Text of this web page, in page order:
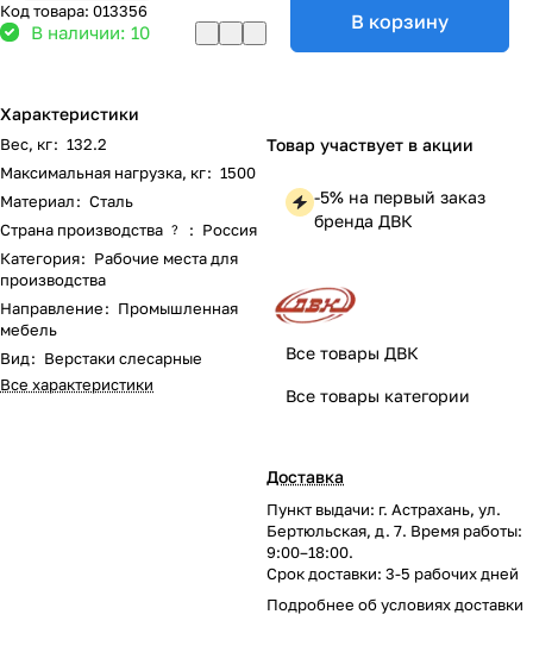
Код товара: 013356
В наличии: 10
Характеристики
Вес, кг: 132.2
Максимальная нагрузка, кг: 1500
Материал: Сталь
Страна производства ? : Россия
Категория: Рабочие места для
производства
Направление: Промышленная
мебель
Вид: Верстаки слесарные
Все характеристики
В корзину
Товар участвует в акции
-5% на первый заказ
бренда ДВК
Все товары ДВК
Все товары категории
Доставка
Пункт выдачи: г. Астрахань, ул.
Бертюльская, д. 7. Время работы:
9:00–18:00.
Срок доставки: 3-5 рабочих дней
Подробнее обусловиях доставки